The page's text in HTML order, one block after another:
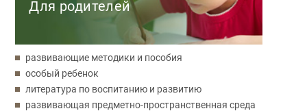
Для родителей
развивающие методики и пособия
особый ребенок
литература по воспитанию и развитию
развивающая предметно-пространственная среда